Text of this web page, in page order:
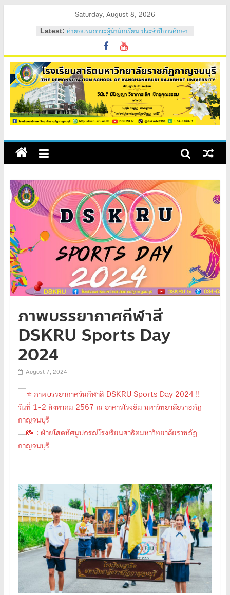
Saturday, August 8, 2026
Latest: ค่ายอบรมภาวะผู้นำนักเรียน ประจำปีการศึกษา
วันสถาปนาโรงเรียนสาธิต 2569
ค่ายคุณธรรม จริยธรรม นักเรียนใหม่ 2569
ค่ายปรับพื้นฐานนักเรียนใหม่ 2569 (ม.1 และ
ม.4)
สถิตอยู่ในใจตราบนิรันดร์
ภาพบรรยากาศกีฬาสี
DSKRU Sports Day
2024
August 7, 2024
ภาพบรรยากาศวันกีฬาสี DSKRU Sports Day 2024 !!
วันที่ 1-2 สิงหาคม 2567 ณ อาคารโรงยิม มหาวิทยาลัยราชภัฏ
กาญจนบุรี
: ฝ่ายโสตทัศนูปกรณ์โรงเรียนสาธิตมหาวิทยาลัยราชภัฏ
กาญจนบุรี